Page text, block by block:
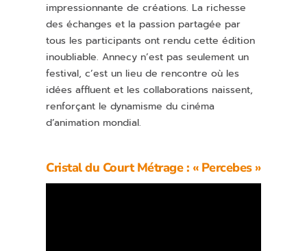
impressionnante de créations. La richesse
des échanges et la passion partagée par
tous les participants ont rendu cette édition
inoubliable. Annecy n’est pas seulement un
festival, c’est un lieu de rencontre où les
idées affluent et les collaborations naissent,
renforçant le dynamisme du cinéma
d’animation mondial.
Cristal du Court Métrage : « Percebes »